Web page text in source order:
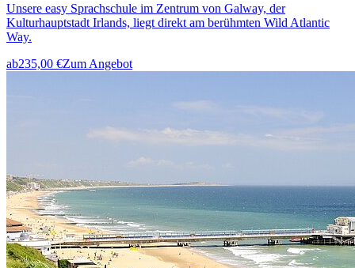
Unsere easy Sprachschule im Zentrum von Galway, der
Kulturhauptstadt Irlands, liegt direkt am berühmten Wild Atlantic
Way.
ab235,00 €Zum Angebot